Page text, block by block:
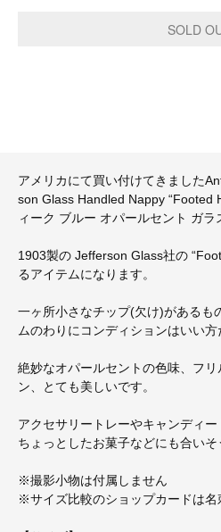
アメリカにて買い付けてきました
son Glass Handled Nappy “Footed
ィーク ブルー オパールセント ガラ
1903製の Jefferson Glass社の
るアイテムになります。
一ヶ所小さなチップ(欠け)があるも
ムのわりにコンディションはいい方
絶妙なオパールセントの色味、フ
ン、とても美しいです。
アクセサリートレーやキャンディー
ちょっとしたお菓子などにも合いそ
※撮影小物は付属しません
※サイズ比較のショップカードは名